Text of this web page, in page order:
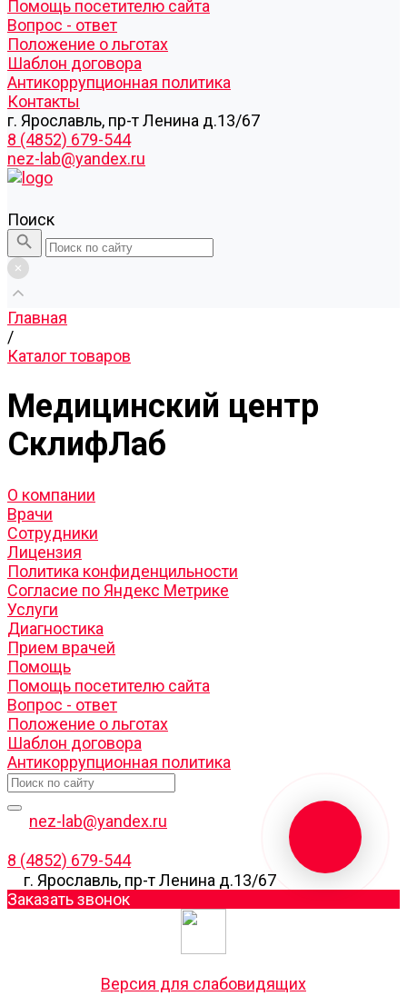
Помощь посетителю сайта
Вопрос - ответ
Положение о льготах
Шаблон договора
Антикоррупционная политика
Контакты
г. Ярославль, пр-т Ленина д.13/67
8 (4852) 679-544
nez-lab@yandex.ru
Поиск
Главная
/
Каталог товаров
Медицинский центр
СклифЛаб
О компании
Врачи
Сотрудники
Лицензия
Политика конфиденцильности
Согласие по Яндекс Метрике
Услуги
Диагностика
Прием врачей
Помощь
Помощь посетителю сайта
Вопрос - ответ
Положение о льготах
Шаблон договора
Антикоррупционная политика
nez-lab@yandex.ru
8 (4852) 679-544
г. Ярославль, пр-т Ленина д.13/67
Заказать звонок
Версия для слабовидящих